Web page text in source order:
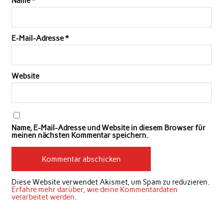
E-Mail-Adresse*
Website
Name, E-Mail-Adresse und Website in diesem Browser für
meinen nächsten Kommentar speichern.
Diese Website verwendet Akismet, um Spam zu reduzieren.
Erfahre mehr darüber, wie deine Kommentardaten
verarbeitet werden.